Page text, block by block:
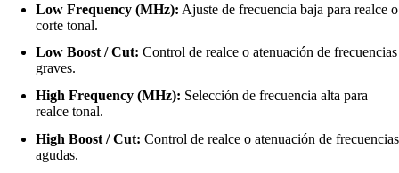
Low Frequency (MHz): Ajuste de frecuencia baja para realce o
corte tonal.
Low Boost / Cut: Control de realce o atenuación de frecuencias
graves.
High Frequency (MHz): Selección de frecuencia alta para
realce tonal.
High Boost / Cut: Control de realce o atenuación de frecuencias
agudas.